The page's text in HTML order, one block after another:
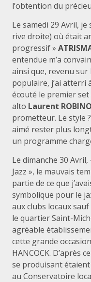
l’obtention du
Le samedi 29 Avril, je
rive droite) où était
progressif »
entendue m’a
ainsi que, revenu
populaire, j’ai atterri
écouté le premier
alto Laurent ROBINO
prometteur. Le style
aimé rester plus
un programme
Le dimanche 30
Jazz », le mauvais
partie de ce que
symbolique pour le
aux clubs locaux
le quartier Saint-
agréable
cette grande
HANCOCK. D’après
se produisant
au Conservatoire